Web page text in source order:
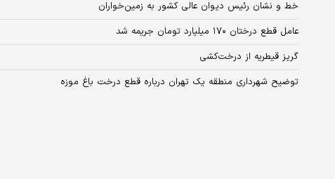
خط و نشان رئیس دیوان عالی کشور به زمین‌خواران
عامل قطع درختان ۱۷۰ میلیارد تومان جریمه شد
گریز قیطریه از درخت‌کشی
توضیح شهرداری منطقه یک تهران درباره قطع درخت باغ موزه